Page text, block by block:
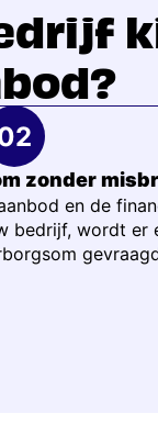
zonder
en de
bedrijf, wordt er